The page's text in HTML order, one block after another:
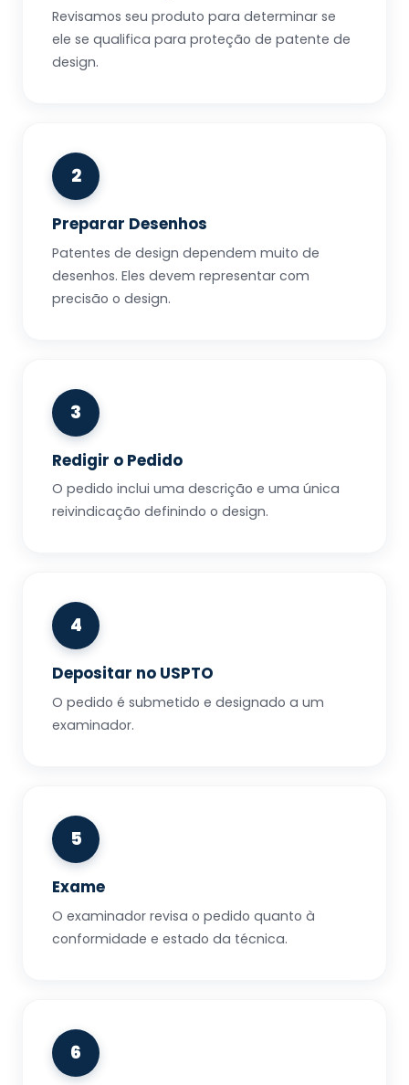
Revisamos seu produto para determinar se
ele se qualifica para proteção de patente de
design.
2
Preparar Desenhos
Patentes de design dependem muito de
desenhos. Eles devem representar com
precisão o design.
3
Redigir o Pedido
O pedido inclui uma descrição e uma única
reivindicação definindo o design.
4
Depositar no USPTO
O pedido é submetido e designado a um
examinador.
5
Exame
O examinador revisa o pedido quanto à
conformidade e estado da técnica.
6